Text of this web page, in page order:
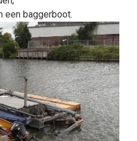
een baggerboot.